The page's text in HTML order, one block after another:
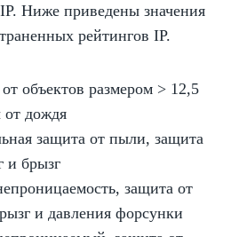
Ниже приведены значения
рейтингов IP.
объектов размером > 12,5
дождя
защита от пыли, защита
и брызг
защита от
и давления форсунки